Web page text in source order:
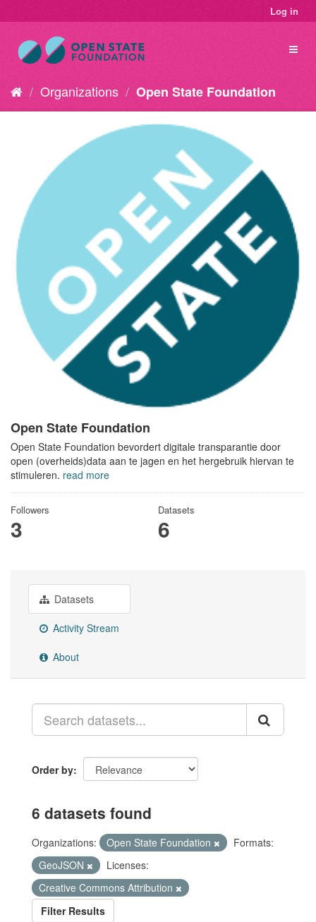
Log in
Organizations Open State Foundation
Open State Foundation
Open State Foundation bevordert digitale transparantie door
open (overheids)data aan te jagen en het hergebruik hiervan te
stimuleren. read more
Followers
3
Datasets
6
Datasets
Activity Stream
About
Order by
6 datasets found
Organizations: Open State Foundation
Formats:
GeoJSON
Licenses:
Creative Commons Attribution
Filter Results